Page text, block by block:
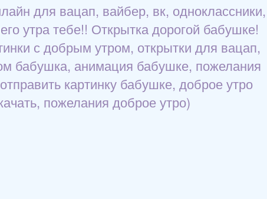
для вацап, вайбер, вк, одноклассники,
утра тебе!! Открытка дорогой бабушке!
с добрым утром, открытки для вацап,
бабушка, анимация бабушке, пожелания
картинку бабушке, доброе утро
пожелания доброе утро)